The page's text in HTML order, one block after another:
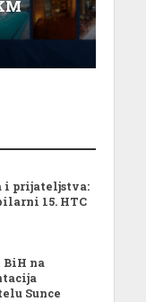
i prijateljstva:
15. HTC
BiH na
Sunce